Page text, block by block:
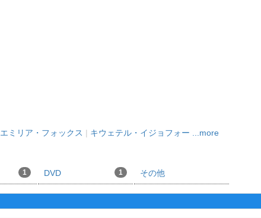
エミリア・フォックス | キウェテル・イジョフォー ...more
1 DVD 1 その他